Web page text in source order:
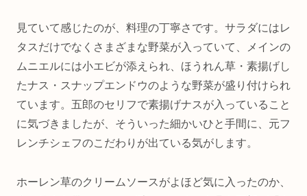
見ていて感じたのが、料理の丁寧さです。サラダにはレ
タスだけでなくさまざまな野菜が入っていて、メインの
ムニエルには小エビが添えられ、ほうれん草・素揚げし
たナス・スナップエンドウのような野菜が盛り付けられ
ています。五郎のセリフで素揚げナスが入っていること
に気づきましたが、そういった細かいひと手間に、元フ
レンチシェフのこだわりが出ている気がします。
ホーレン草のクリームソースがよほど気に入ったのか、